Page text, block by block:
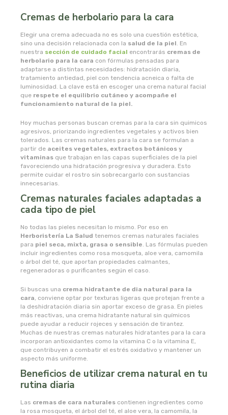
Cremas de herbolario para la cara
Elegir una crema adecuada no es solo una cuestión estética,
sino una decisión relacionada con la salud de la piel. En
nuestra sección de cuidado facial encontrarás cremas de
herbolario para la cara con fórmulas pensadas para
adaptarse a distintas necesidades: hidratación diaria,
tratamiento antiedad, piel con tendencia acneica o falta de
luminosidad. La clave está en escoger una crema natural facial
que respete el equilibrio cutáneo y acompañe el
funcionamiento natural de la piel.
Hoy muchas personas buscan cremas para la cara sin quimicos
agresivos, priorizando ingredientes vegetales y activos bien
tolerados. Las cremas naturales para la cara se formulan a
partir de aceites vegetales, extractos botánicos y
vitaminas que trabajan en las capas superficiales de la piel
favoreciendo una hidratación progresiva y duradera. Esto
permite cuidar el rostro sin sobrecargarlo con sustancias
innecesarias.
Cremas naturales faciales adaptadas a
cada tipo de piel
No todas las pieles necesitan lo mismo. Por eso en
Herboristería La Salud tenemos cremas naturales faciales
para piel seca, mixta, grasa o sensible. Las fórmulas pueden
incluir ingredientes como rosa mosqueta, aloe vera, camomila
o árbol del té, que aportan propiedades calmantes,
regeneradoras o purificantes según el caso.
Si buscas una crema hidratante de dia natural para la
cara, conviene optar por texturas ligeras que protejan frente a
la deshidratación diaria sin aportar exceso de grasa. En pieles
más reactivas, una crema hidratante natural sin químicos
puede ayudar a reducir rojeces y sensación de tirantez.
Muchas de nuestras cremas naturales hidratantes para la cara
incorporan antioxidantes como la vitamina C o la vitamina E,
que contribuyen a combatir el estrés oxidativo y mantener un
aspecto más uniforme.
Beneficios de utilizar crema natural en tu
rutina diaria
Las cremas de cara naturales contienen ingredientes como
la rosa mosqueta, el árbol del té, el aloe vera, la camomila, la
nale
natracare
natruly
natur ozone
naturabio
naturata
naturbrush
naturcid
naturcosmetika
naturmil
natursoy
natysal
nebula
nordics